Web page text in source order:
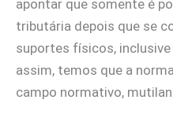
apontar que somente é
tributária depois que se
suportes físicos,
assim, temos que a
campo normativo,